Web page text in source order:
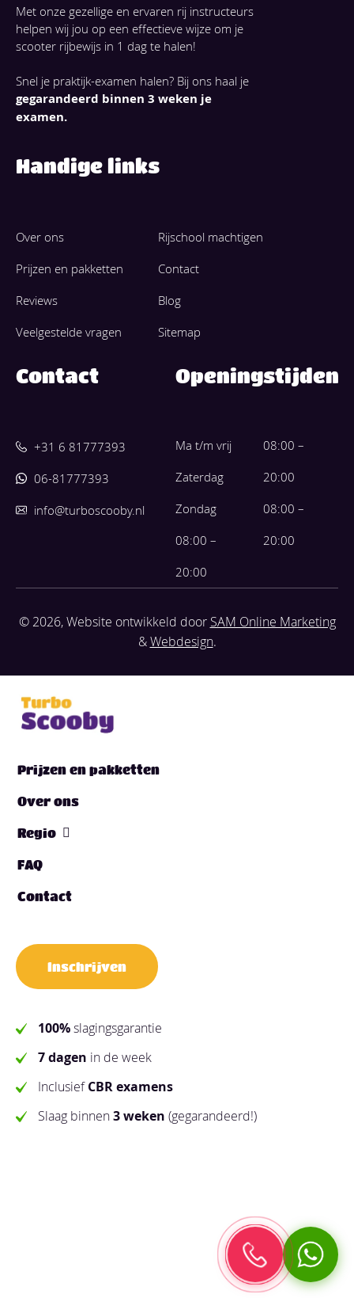
Met onze gezellige en ervaren rij instructeurs
helpen wij jou op een effectieve wijze om je
scooter rijbewijs in 1 dag te halen!
Snel je praktijk-examen halen? Bij ons haal je
gegarandeerd binnen 3 weken je
examen.
Handige links
Over ons
Prijzen en pakketten
Reviews
Veelgestelde vragen
Rijschool machtigen
Contact
Blog
Sitemap
Contact
+31 6 81777393
06-81777393
info@turboscooby.nl
Openingstijden
Ma t/m vrij
Zaterdag
Zondag
08:00 –
20:00
08:00 –
20:00
08:00 –
20:00
© 2026, Website ontwikkeld door SAM Online Marketing
&Webdesign.
Prijzen en pakketten
Over ons
Regio
FAQ
Contact
Inschrijven
100%slagingsgarantie
7 dagen in de week
InclusiefCBR examens
Slaag binnen3 weken (gegarandeerd!)